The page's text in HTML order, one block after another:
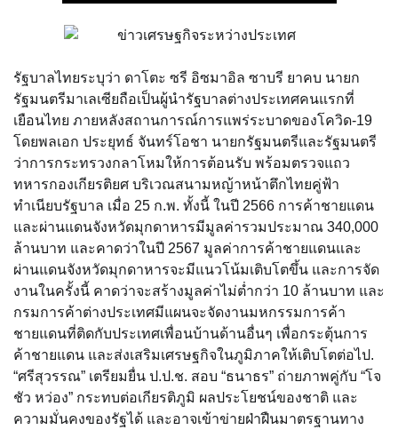
รัฐบาลไทยระบุว่า ดาโตะ ซรี อิซมาอิล ซาบรี ยาคบ นายก
รัฐมนตรีมาเลเซียถือเป็นผู้นำรัฐบาลต่างประเทศคนแรกที่
เยือนไทย ภายหลังสถานการณ์การแพร่ระบาดของโควิด-19
โดยพลเอก ประยุทธ์ จันทร์โอชา นายกรัฐมนตรีและรัฐมนตรี
ว่าการกระทรวงกลาโหมให้การต้อนรับ พร้อมตรวจแถว
ทหารกองเกียรติยศ บริเวณสนามหญ้าหน้าตึกไทยคู่ฟ้า
ทำเนียบรัฐบาล เมื่อ 25 ก.พ. ทั้งนี้ ในปี 2566 การค้าชายแดน
และผ่านแดนจังหวัดมุกดาหารมีมูลค่ารวมประมาณ 340,000
ล้านบาท และคาดว่าในปี 2567 มูลค่าการค้าชายแดนและ
ผ่านแดนจังหวัดมุกดาหารจะมีแนวโน้มเติบโตขึ้น และการจัด
งานในครั้งนี้ คาดว่าจะสร้างมูลค่าไม่ต่ำกว่า 10 ล้านบาท และ
กรมการค้าต่างประเทศมีแผนจะจัดงานมหกรรมการค้า
ชายแดนที่ติดกับประเทศเพื่อนบ้านด้านอื่นๆ เพื่อกระตุ้นการ
ค้าชายแดน และส่งเสริมเศรษฐกิจในภูมิภาคให้เติบโตต่อไป.
“ศรีสุวรรณ” เตรียมยื่น ป.ป.ช. สอบ “ธนาธร” ถ่ายภาพคู่กับ “โจ
ชัว หว่อง” กระทบต่อเกียรติภูมิ ผลประโยชน์ของชาติ และ
ความมั่นคงของรัฐได้ และอาจเข้าข่ายฝ่าฝืนมาตรฐานทาง